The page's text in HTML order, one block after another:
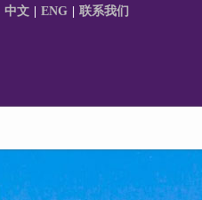
中文 ENG 联系我们